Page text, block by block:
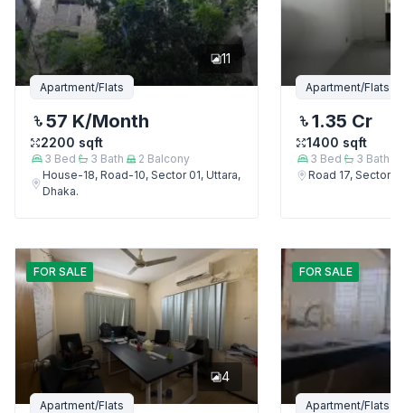
11
Apartment/Flats
57 K/Month
2200 sqft
3 Bed 3 Bath 2 Balcony
House-18, Road-10, Sector 01, Uttara,
Dhaka.
Apartment/Flats
1.35 Cr
1400 sqft
3 Bed 3 Bath
Road 17, Sector
FOR SALE
4
Apartment/Flats
FOR SALE
Apartment/Flats